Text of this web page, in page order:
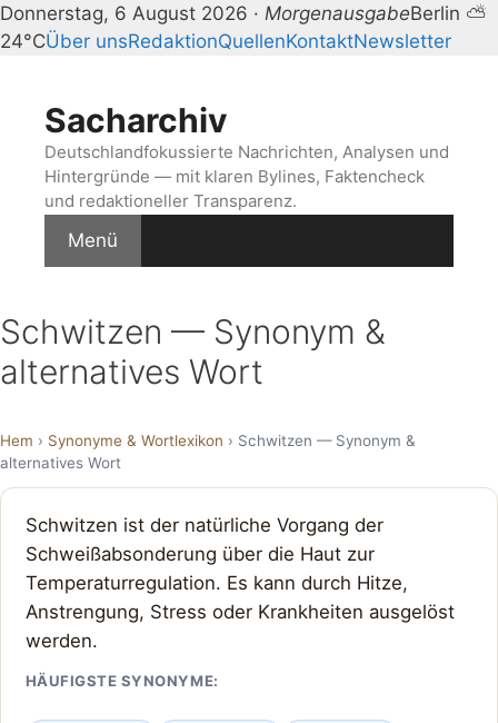
Donnerstag, 6 August 2026 · MorgenausgabeBerlin ⛅
24°CÜber unsRedaktionQuellenKontaktNewsletter
springenSacharchiv
Deutschlandfokussierte Nachrichten, Analysen und
Hintergründe — mit klaren Bylines, Faktencheck
und redaktioneller Transparenz.
Menü
Schwitzen — Synonym &
alternatives Wort
Hem › Synonyme & Wortlexikon › Schwitzen — Synonym &
alternatives Wort
Schwitzen ist der natürliche Vorgang der
Schweißabsonderung über die Haut zur
Temperaturregulation. Es kann durch Hitze,
Anstrengung, Stress oder Krankheiten ausgelöst
werden.
HÄUFIGSTE SYNONYME: